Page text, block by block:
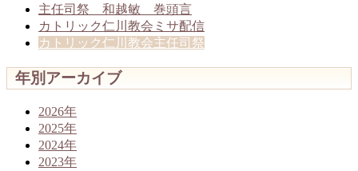
主任司祭 和越敏 巻頭言
カトリック仁川教会ミサ配信
カトリック仁川教会主任司祭
年別アーカイブ
2026年
2025年
2024年
2023年